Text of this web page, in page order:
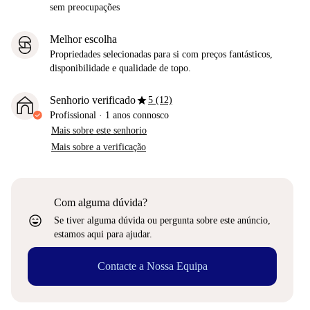
sem preocupações
Melhor escolha
Propriedades selecionadas para si com preços fantásticos,
disponibilidade e qualidade de topo.
Senhorio verificadostar5 (12)
Profissional · 1 anos connosco
Mais sobre este senhorio
Mais sobre a verificação
sentiment_very_satisfied
Com alguma dúvida?
Se tiver alguma dúvida ou pergunta sobre este anúncio,
estamos aqui para ajudar.
Contacte a Nossa Equipa